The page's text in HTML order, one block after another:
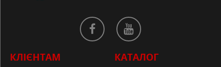
КЛІЄНТАМ КАТАЛОГ